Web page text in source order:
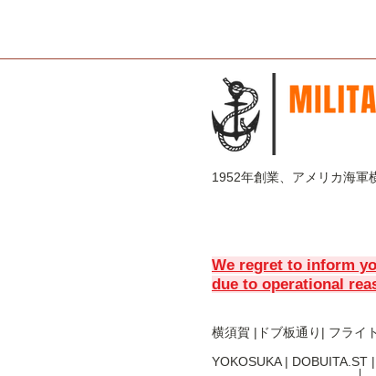
1952年創業、アメリカ海軍
We regret to inform
due to operational
横須賀 |ドブ板通り| フライト
YOKOSUKA | DOBUITA.ST